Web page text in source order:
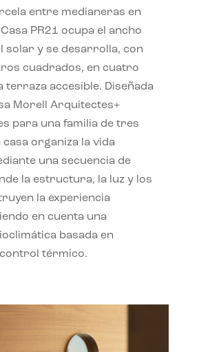
entre medianeras en
PR21 ocupa el ancho
solar y se desarrolla, con
cuadrados, en cuatro
terraza accesible. Diseñada
Morell Arquitectes+
para una familia de tres
casa organiza la vida
una secuencia de
la estructura, la luz y los
la experiencia
en cuenta una
basada en
térmico.